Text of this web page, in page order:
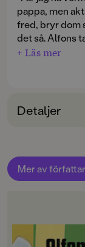
pappa, men
fred, bryr dom
det så. Alfons
Men vad ska han
+ Läs mer
Detaljer
ÅLDERSGRUPP
3-6
SPRÅK
Mer av
OM BOKEN